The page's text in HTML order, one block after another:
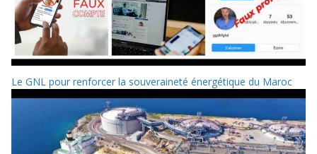
Le GNL pour renforcer la souveraineté énergétique du Maroc